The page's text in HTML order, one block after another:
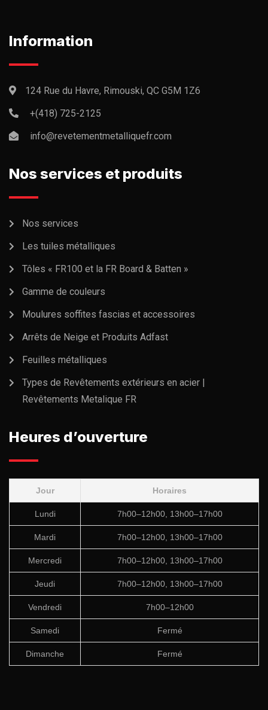
Information
124 Rue du Havre, Rimouski, QC G5M 1Z6
+(418) 725-2125
info@revetementmetalliquefr.com
Nos services et produits
Nos services
Les tuiles métalliques
Tôles « FR100 et la FR Board & Batten »
Gamme de couleurs
Moulures soffites fascias et accessoires
Arrêts de Neige et Produits Adfast
Feuilles métalliques
Types de Revêtements extérieurs en acier |
Revêtements Metalique FR
Heures d’ouverture
Jour Horaires
Lundi 7h00–12h00, 13h00–17h00
Mardi 7h00–12h00, 13h00–17h00
Mercredi 7h00–12h00, 13h00–17h00
Jeudi 7h00–12h00, 13h00–17h00
Vendredi 7h00–12h00
Samedi Fermé
Dimanche Fermé